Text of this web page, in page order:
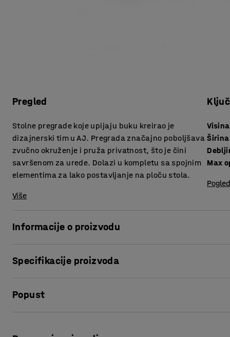
Pregled
Stolne pregrade koje upijaju buku kreirao je
dizajnerski tim u AJ. Pregrada značajno poboljšava
zvučno okruženje i pruža privatnost, što je čini
savršenom za urede. Dolazi u kompletu sa spojnim
elementima za lako postavljanje na ploču stola.
Više
Visina
Širina
Max
Informacije o proizvodu
Pregrade su odlične za stvaranje privatnih, tiših radnih
Pregrade možete opremiti praktičnim policama (prodaju
Specifikacije proizvoda
Širina: 2000
Šumsko zelena
Popust